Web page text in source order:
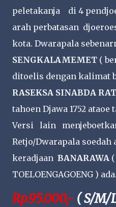
peletakanja di 4
arah perbatasan
kota. Dwarapala
SENGKALAMEMET (
ditoelis dengan kalimat
RASEKSA SINABDA
tahoen Djawa 1752 ataoe
Versi lain
Retjo/Dwarapala soedah
keradjaan BANARAWA
TOELOENGAGOENG ) ada.
Rp.95.000,- ( S/M/